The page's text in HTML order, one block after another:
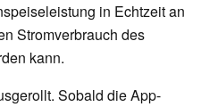
in Echtzeit an
Stromverbrauch des
kann.
Sobald die App-